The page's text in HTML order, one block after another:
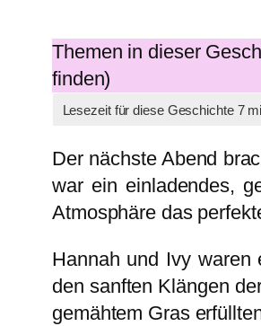
Themen in dieser
finden)
Der nächste Abend
war ein einladendes,
Atmosphäre das
Hannah und Ivy waren
den sanften Klängen
gemähtem Gras